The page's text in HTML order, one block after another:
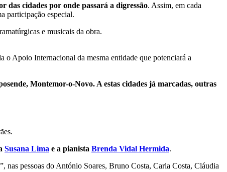
das cidades por onde passará a digressão. Assim, em cada
participação especial.
e musicais da obra.
o Apoio Internacional da mesma entidade que potenciará a
Montemor-o-Novo. A estas cidades já marcadas, outras
Susana Lima e a pianista Brenda Vidal Hermida.
pessoas do António Soares, Bruno Costa, Carla Costa, Cláudia